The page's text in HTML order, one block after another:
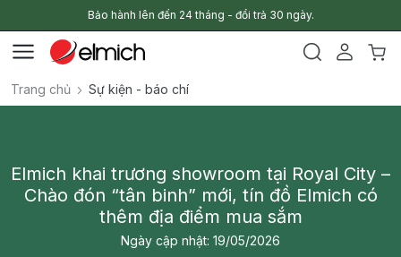
Bảo hành lên đến 24 tháng - đổi trả 30 ngày.
Trang chủ Sự kiện - báo chí
Elmich khai trương showroom tại Royal City –
Chào đón “tân binh” mới, tín đồ Elmich có
thêm địa điểm mua sắm
Ngày cập nhật: 19/05/2026